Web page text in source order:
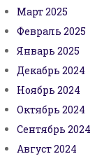
Март 2025
Февраль 2025
Январь 2025
Декабрь 2024
Ноябрь 2024
Октябрь 2024
Сентябрь 2024
Август 2024